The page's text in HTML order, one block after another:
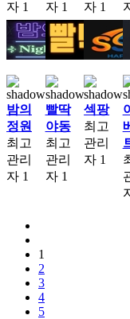
자 1
자 1
자 1
밤의
정원
최고
관리
자 1
빨딱
야동
최고
관리
자 1
섹팡
최고
관리
자 1
1
2
3
4
5